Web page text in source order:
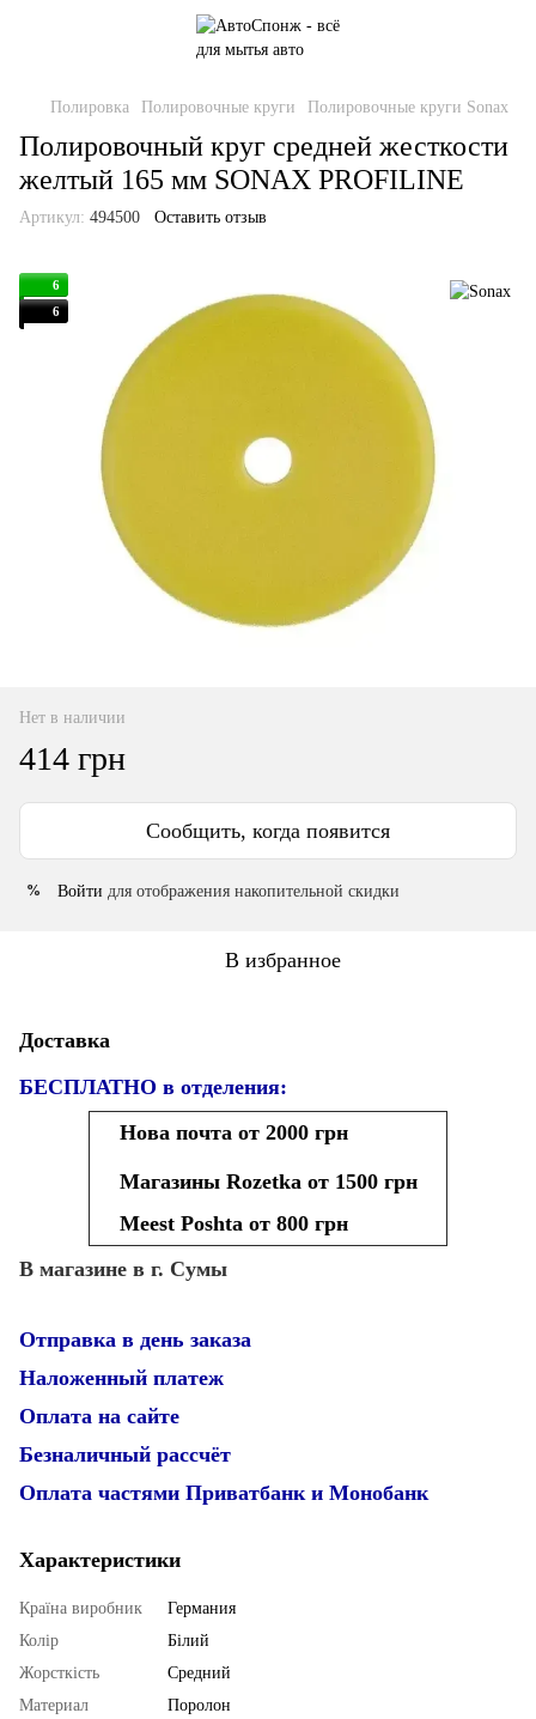
Полировка Полировочные круги Полировочные круги Sonax
Полировочный круг средней жесткости
желтый 165 мм SONAX PROFILINE
Артикул: 494500 Оставить отзыв
6
6
Нет в наличии
414 грн
Сообщить, когда появится
% Войти для отображения накопительной скидки
В избранное
Доставка
БЕСПЛАТНО в отделения:
Нова почта от 2000 грн
Магазины Rozetka от 1500 грн
Meest Poshta от 800 грн
В магазине в г. Сумы
Отправка в день заказа
Наложенный платеж
Оплата на сайте
Безналичный рассчёт
Оплата частями Приватбанк и Монобанк
Характеристики
Країна виробник
Германия
Колір
Білий
Жорсткість
Средний
Материал
Поролон